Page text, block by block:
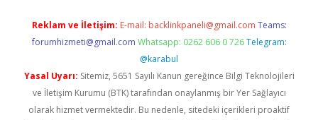
Reklam ve İletişim: E-mail: backlinkpaneli@gmail.com Teams:
forumhizmeti@gmail.com Whatsapp: 0262 606 0 726 Telegram:
@karabul
Yasal Uyarı: Sitemiz, 5651 Sayılı Kanun gereğince Bilgi Teknolojileri
ve İletişim Kurumu (BTK) tarafından onaylanmış bir Yer Sağlayıcı
olarak hizmet vermektedir. Bu nedenle, sitedeki içerikleri proaktif